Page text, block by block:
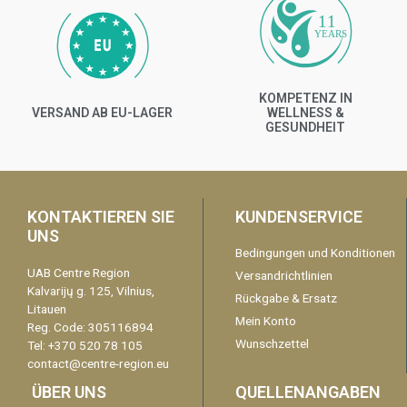
VERSAND AB EU-LAGER
11
YEARS
KOMPETENZ IN
WELLNESS &
GESUNDHEIT
KONTAKTIEREN SIE
UNS
UAB Centre Region
Kalvarijų g. 125, Vilnius,
Litauen
Reg. Code: 305116894
Tel: +370 520 78 105
contact@centre-region.eu
KUNDENSERVICE
Bedingungen und Konditionen
Versandrichtlinien
Rückgabe & Ersatz
Mein Konto
Wunschzettel
ÜBER UNS QUELLENANGABEN